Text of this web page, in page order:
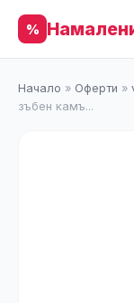
%
Начало » Оферти »
зъбен камъ...